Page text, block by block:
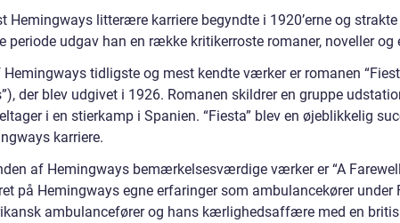
Hemingways litterære karriere begyndte i 1920’erne og
periode udgav han en række kritikerroste romaner, noveller og
Hemingways tidligste og mest kendte værker er romanen
der blev udgivet i 1926. Romanen skildrer en gruppe
i en stierkamp i Spanien. “Fiesta” blev en øjeblikkelig
karriere.
af Hemingways bemærkelsesværdige værker er “A
på Hemingways egne erfaringer som ambulancekører under
ambulancefører og hans kærlighedsaffære med en